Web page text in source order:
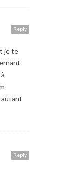
Reply
je te
autant
Reply